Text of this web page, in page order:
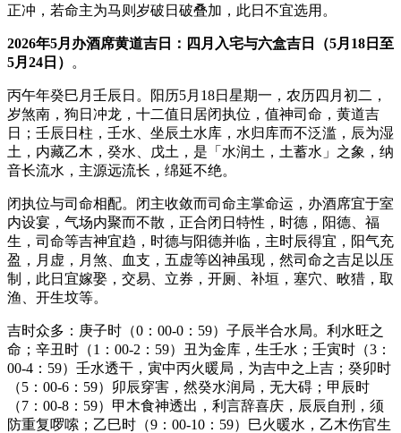
正冲，若命主为马则岁破日破叠加，此日不宜选用。
2026年5月办酒席黄道吉日：四月入宅与六盒吉日（5月18日至
5月24日）
。
丙午年癸巳月壬辰日。阳历5月18日星期一，农历四月初二，
岁煞南，狗日冲龙，十二值日居闭执位，值神司命，黄道吉
日；壬辰日柱，壬水、坐辰土水库，水归库而不泛滥，辰为湿
土，内藏乙木，癸水、戊土，是「水润土，土蓄水」之象，纳
音长流水，主源远流长，绵延不绝。
闭执位与司命相配。闭主收敛而司命主掌命运，办酒席宜于室
内设宴，气场内聚而不散，正合闭日特性，时德，阳德、福
生，司命等吉神宜趋，时德与阳德并临，主时辰得宜，阳气充
盈，月虚，月煞、血支，五虚等凶神虽现，然司命之吉足以压
制，此日宜嫁娶，交易、立券，开厕、补垣，塞穴、畋猎，取
渔、开生坟等。
吉时众多：庚子时（0：00-0：59）子辰半合水局。利水旺之
命；辛丑时（1：00-2：59）丑为金库，生壬水；壬寅时（3：
00-4：59）壬水透干，寅中丙火暖局，为吉中之上吉；癸卯时
（5：00-6：59）卯辰穿害，然癸水润局，无大碍；甲辰时
（7：00-8：59）甲木食神透出，利言辞喜庆，辰辰自刑，须
防重复啰嗦；乙巳时（9：00-10：59）巳火暖水，乙木伤官生